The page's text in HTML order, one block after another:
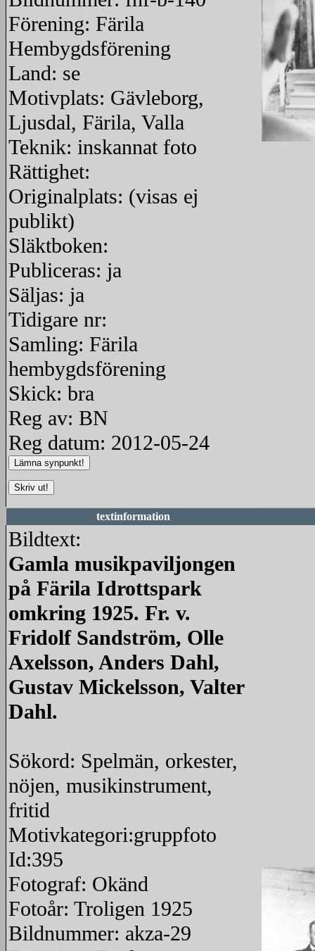
Förening: Färila
Hembygdsförening
Land: se
Motivplats: Gävleborg,
Ljusdal, Färila, Valla
Teknik: inskannat foto
Rättighet:
Originalplats: (visas ej
publikt)
Släktboken:
Publiceras: ja
Säljas: ja
Tidigare nr:
Samling: Färila
hembygdsförening
Skick: bra
Reg av: BN
Reg datum: 2012-05-24
textinformation
Bildtext:
Gamla musikpaviljongen
på Färila Idrottspark
omkring 1925. Fr. v.
Fridolf Sandström, Olle
Axelsson, Anders Dahl,
Gustav Mickelsson, Valter
Dahl.
Sökord: Spelmän, orkester,
nöjen, musikinstrument,
fritid
Motivkategori:gruppfoto
Id:395
Fotograf: Okänd
Fotoår: Troligen 1925
Bildnummer: akza-29